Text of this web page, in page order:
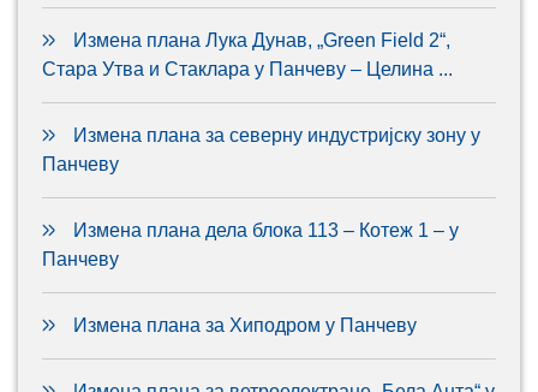
Измена плана Лука Дунав, „Green Field 2“,
Стара Утва и Стаклара у Панчеву – Целина ...
Измена плана за северну индустријску зону у
Панчеву
Измена плана дела блока 113 – Котеж 1 – у
Панчеву
Измена плана за Хиподром у Панчеву